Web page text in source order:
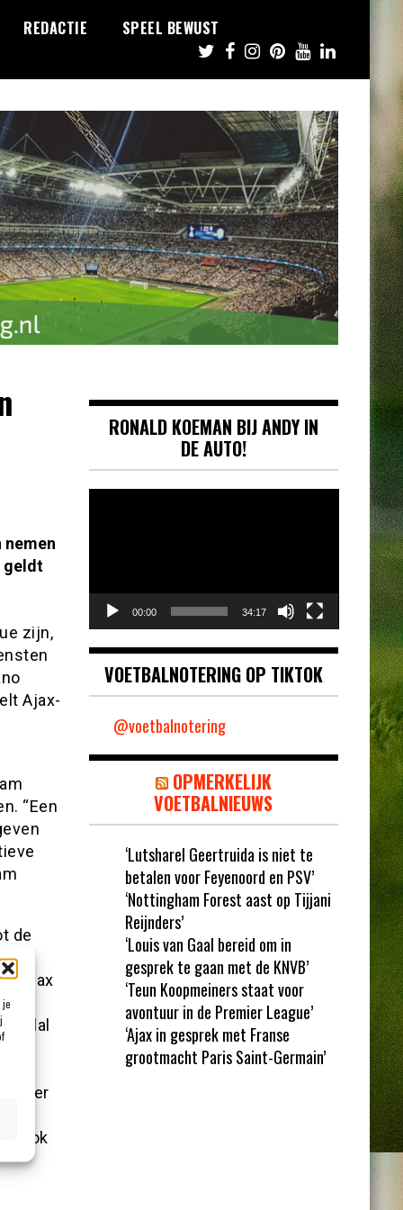
REDACTIE SPEEL BEWUST
geldt
zijn,
Ajax-
“Een
de
Ajax
ieder
ook
RONALD KOEMAN BIJ ANDY IN
DE AUTO!
00:00 34:17
VOETBALNOTERING OP TIKTOK
@voetbalnotering
OPMERKELIJK
VOETBALNIEUWS
‘Lutsharel Geertruida is niet te
betalen voor Feyenoord en PSV’
‘Nottingham Forest aast op Tijjani
Reijnders’
‘Louis van Gaal bereid om in
gesprek te gaan met de KNVB’
‘Teun Koopmeiners staat voor
avontuur in de Premier League’
‘Ajax in gesprek met Franse
grootmacht Paris Saint-Germain’